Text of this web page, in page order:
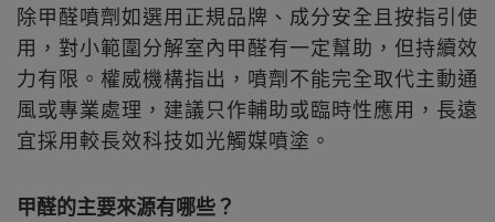
除甲醛噴劑如選用正規品牌、成分安全且按指引使
用，對小範圍分解室內甲醛有一定幫助，但持續效
力有限。權威機構指出，噴劑不能完全取代主動通
風或專業處理，建議只作輔助或臨時性應用，長遠
宜採用較長效科技如光觸媒噴塗。
甲醛的主要來源有哪些？